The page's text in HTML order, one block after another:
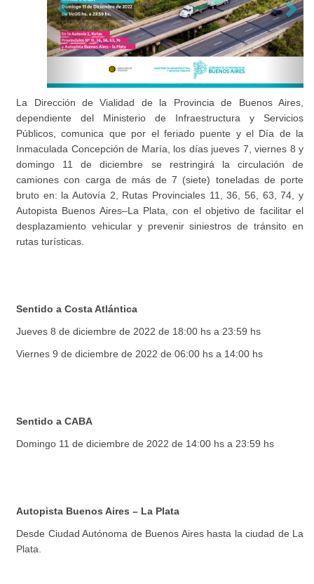
La Dirección de Vialidad de la Provincia de Buenos Aires,
dependiente del Ministerio de Infraestructura y Servicios
Públicos, comunica que por el feriado puente y el Día de la
Inmaculada Concepción de María, los días jueves 7, viernes 8 y
domingo 11 de diciembre se restringirá la circulación de
camiones con carga de más de 7 (siete) toneladas de porte
bruto en: la Autovía 2, Rutas Provinciales 11, 36, 56, 63, 74, y
Autopista Buenos Aires–La Plata, con el objetivo de facilitar el
desplazamiento vehicular y prevenir siniestros de tránsito en
rutas turísticas.
Sentido a Costa Atlántica
Jueves 8 de diciembre de 2022 de 18:00 hs a 23:59 hs
Viernes 9 de diciembre de 2022 de 06:00 hs a 14:00 hs
Sentido a CABA
Domingo 11 de diciembre de 2022 de 14:00 hs a 23:59 hs
Autopista Buenos Aires – La Plata
Desde Ciudad Autónoma de Buenos Aires hasta la ciudad de La
Plata.